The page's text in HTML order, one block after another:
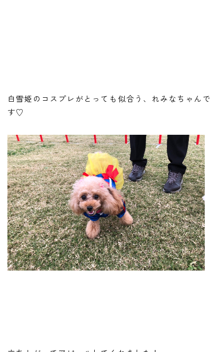
白雪姫のコスプレがとっても似合う、れみなちゃんで
す♡